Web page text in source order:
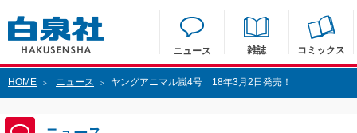
ニュース 雑誌 コミックス
HOME > ニュース > ヤングアニマル嵐4号 18年3月2日発売！